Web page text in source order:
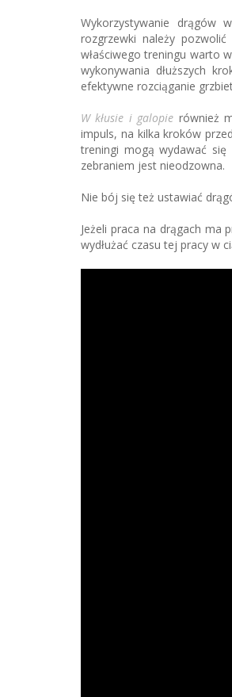
Wykorzystywanie drągów
rozgrzewki należy
właściwego treningu warto
wykonywania dłuższych
efektywne rozciąganie
W kłusie i galopie również
impuls, na kilka kroków
treningi mogą wydawać
zebraniem jest nieodzowna.
Nie bój się też ustawiać
Jeżeli praca na drągach ma
wydłużać czasu tej pracy w